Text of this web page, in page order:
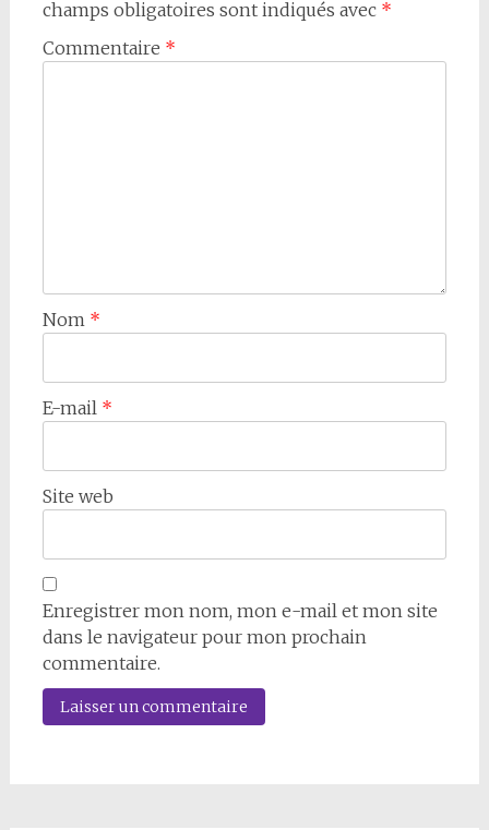
champs obligatoires sont indiqués avec *
Commentaire *
Nom *
E-mail *
Site web
Enregistrer mon nom, mon e-mail et mon site
dans le navigateur pour mon prochain
commentaire.